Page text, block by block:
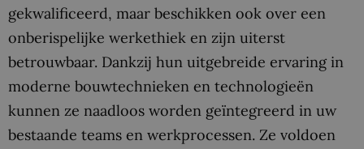
gekwalificeerd, maar beschikken ook over een
onberispelijke werkethiek en zijn uiterst
betrouwbaar. Dankzij hun uitgebreide ervaring in
moderne bouwtechnieken en technologieën
kunnen ze naadloos worden geïntegreerd in uw
bestaande teams en werkprocessen. Ze voldoen